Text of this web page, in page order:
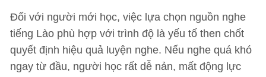
Đối với người mới học, việc lựa chọn nguồn nghe
tiếng Lào phù hợp với trình độ là yếu tố then chốt
quyết định hiệu quả luyện nghe. Nếu nghe quá khó
ngay từ đầu, người học rất dễ nản, mất động lực